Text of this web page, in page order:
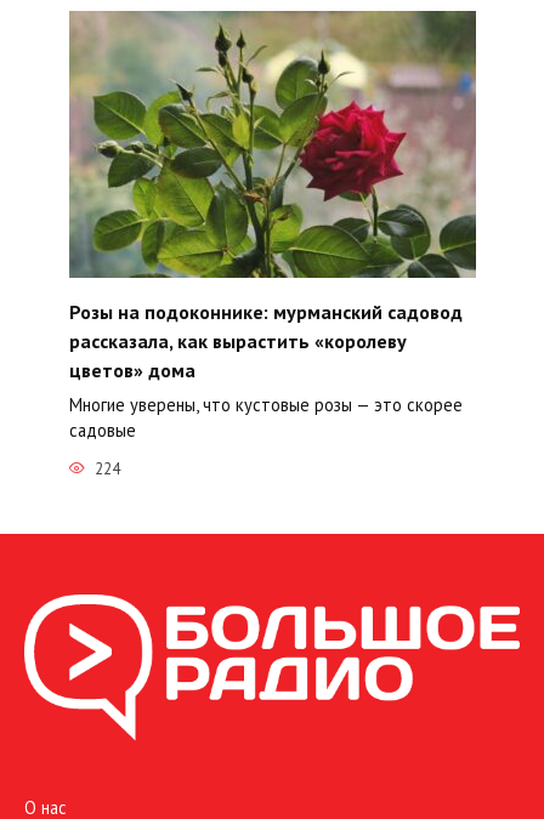
Розы на подоконнике: мурманский садовод
рассказала, как вырастить «королеву
цветов» дома
Многие уверены, что кустовые розы — это скорее
садовые
224
О нас